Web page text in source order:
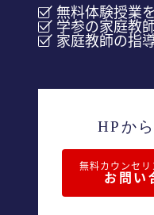
無料体験授業
学参の家庭教
家庭教師の指
HPか
無料カウンセ
お問い